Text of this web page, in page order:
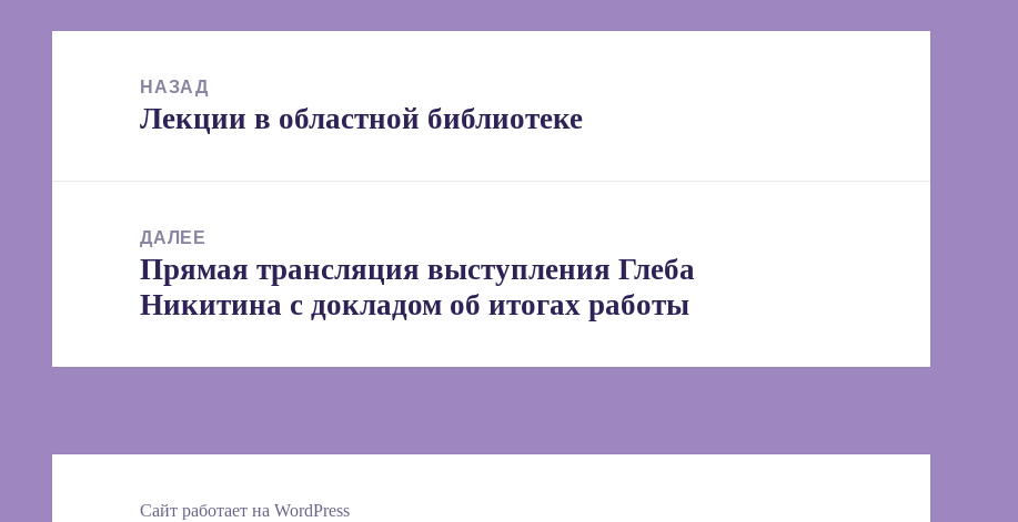
НАЗАД
Предыдущая
Лекции в областной библиотеке
ДАЛЕЕ
Следующая
запись:
Прямая трансляция выступления Глеба
Никитина с докладом об итогах работы
Сайт работает на WordPress